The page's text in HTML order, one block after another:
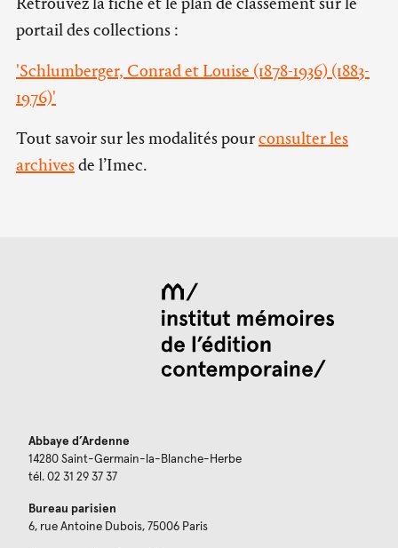
portail des collections :
'Schlumberger, Conrad et Louise (1878-1936) (1883-
1976)'
Tout savoir sur les modalités pourconsulter les
archivesde l’Imec.
Abbaye d’Ardenne
14280 Saint-Germain-la-Blanche-Herbe
tél. 02 31 29 37 37
Bureau parisien
6, rue Antoine Dubois, 75006 Paris